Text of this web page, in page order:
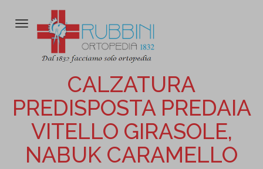
Attiva/disattiva
CALZATURA
PREDISPOSTA PREDAIA
VITELLO GIRASOLE,
NABUK CARAMELLO